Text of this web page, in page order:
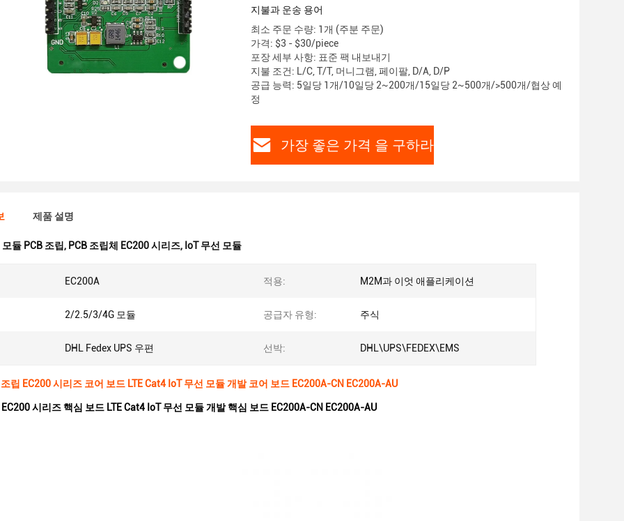
지불과 운송 용어
최소 주문 수량: 1개 (주분 주문)
가격: $3 - $30/piece
포장 세부 사항: 표준 팩 내보내기
지불 조건: L/C, T/T, 머니그램, 페이팔, D/A, D/P
공급 능력: 5일당 1개/10일당 2~200개/15일당 2~500개/>500개/협상 예
정
가장 좋은 가격 을 구하라
제품 설명
모듈 PCB 조립, PCB 조립체 EC200 시리즈, IoT 무선 모듈
EC200A 적용: M2M과 이엇 애플리케이션
2/2.5/3/4G 모듈 공급자 유형: 주식
DHL Fedex UPS 우편 선박: DHL\UPS\FEDEX\EMS
립 EC200 시리즈 코어 보드 LTE Cat4 IoT 무선 모듈 개발 코어 보드 EC200A-CN EC200A-AU
시리즈 핵심 보드 LTE Cat4 IoT 무선 모듈 개발 핵심 보드 EC200A-CN EC200A-AU